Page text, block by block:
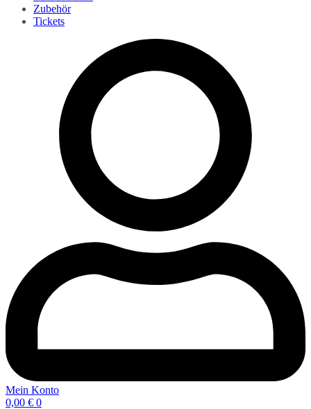
Zubehör
Tickets
Mein Konto
0,00 € 0